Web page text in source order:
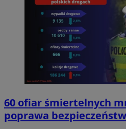
60 ofiar śmiertelnych
poprawa